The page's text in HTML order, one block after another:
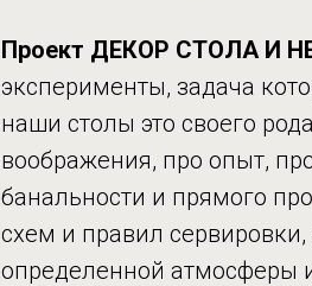
Проект ДЕКОР СТОЛА И
эксперименты, задача
наши столы это своего
воображения, про опыт,
банальности и прямого
схем и правил
определенной атмосферы